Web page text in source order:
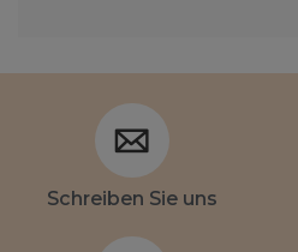
Schreiben Sie uns